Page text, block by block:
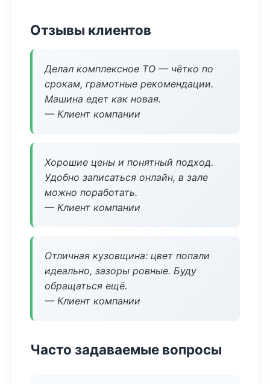
Отзывы клиентов
Делал комплексное ТО — чётко по
срокам, грамотные рекомендации.
Машина едет как новая.
— Клиент компании
Хорошие цены и понятный подход.
Удобно записаться онлайн, в зале
можно поработать.
— Клиент компании
Отличная кузовщина: цвет попали
идеально, зазоры ровные. Буду
обращаться ещё.
— Клиент компании
Часто задаваемые вопросы